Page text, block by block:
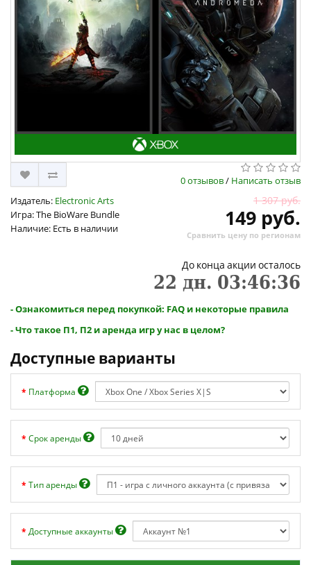
0 отзывов/ Написать отзыв
Издатель: Electronic Arts
Игра: The BioWare Bundle
Наличие: Есть в наличии
1 307 руб.
149 руб.
Сравнить цену по регионам
До конца акции осталось
22 дн. 03:46:35
- Ознакомиться перед покупкой: FAQ и некоторые правила
- Что такое П1, П2 и аренда игр у нас в целом?
Доступные варианты
Платформа
Срок аренды
Тип аренды
Доступные аккаунты